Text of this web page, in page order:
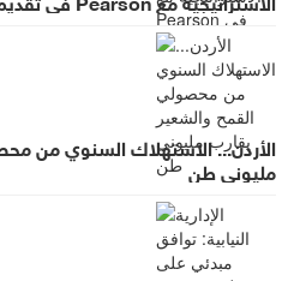
الأردن... الاستهلاك السنوي من
مليوني طن